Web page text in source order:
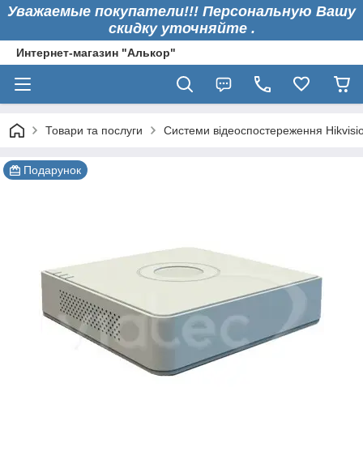
Уважаемые покупатели!!! Персональную Вашу
скидку уточняйте .
Интернет-магазин "Алькор"
Товари та послуги Системи відеоспостереження
Подарунок